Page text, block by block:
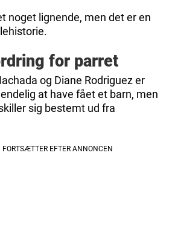
noget lignende, men det er en
for parret
og Diane Rodriguez er
at have fået et barn, men
sig bestemt ud fra